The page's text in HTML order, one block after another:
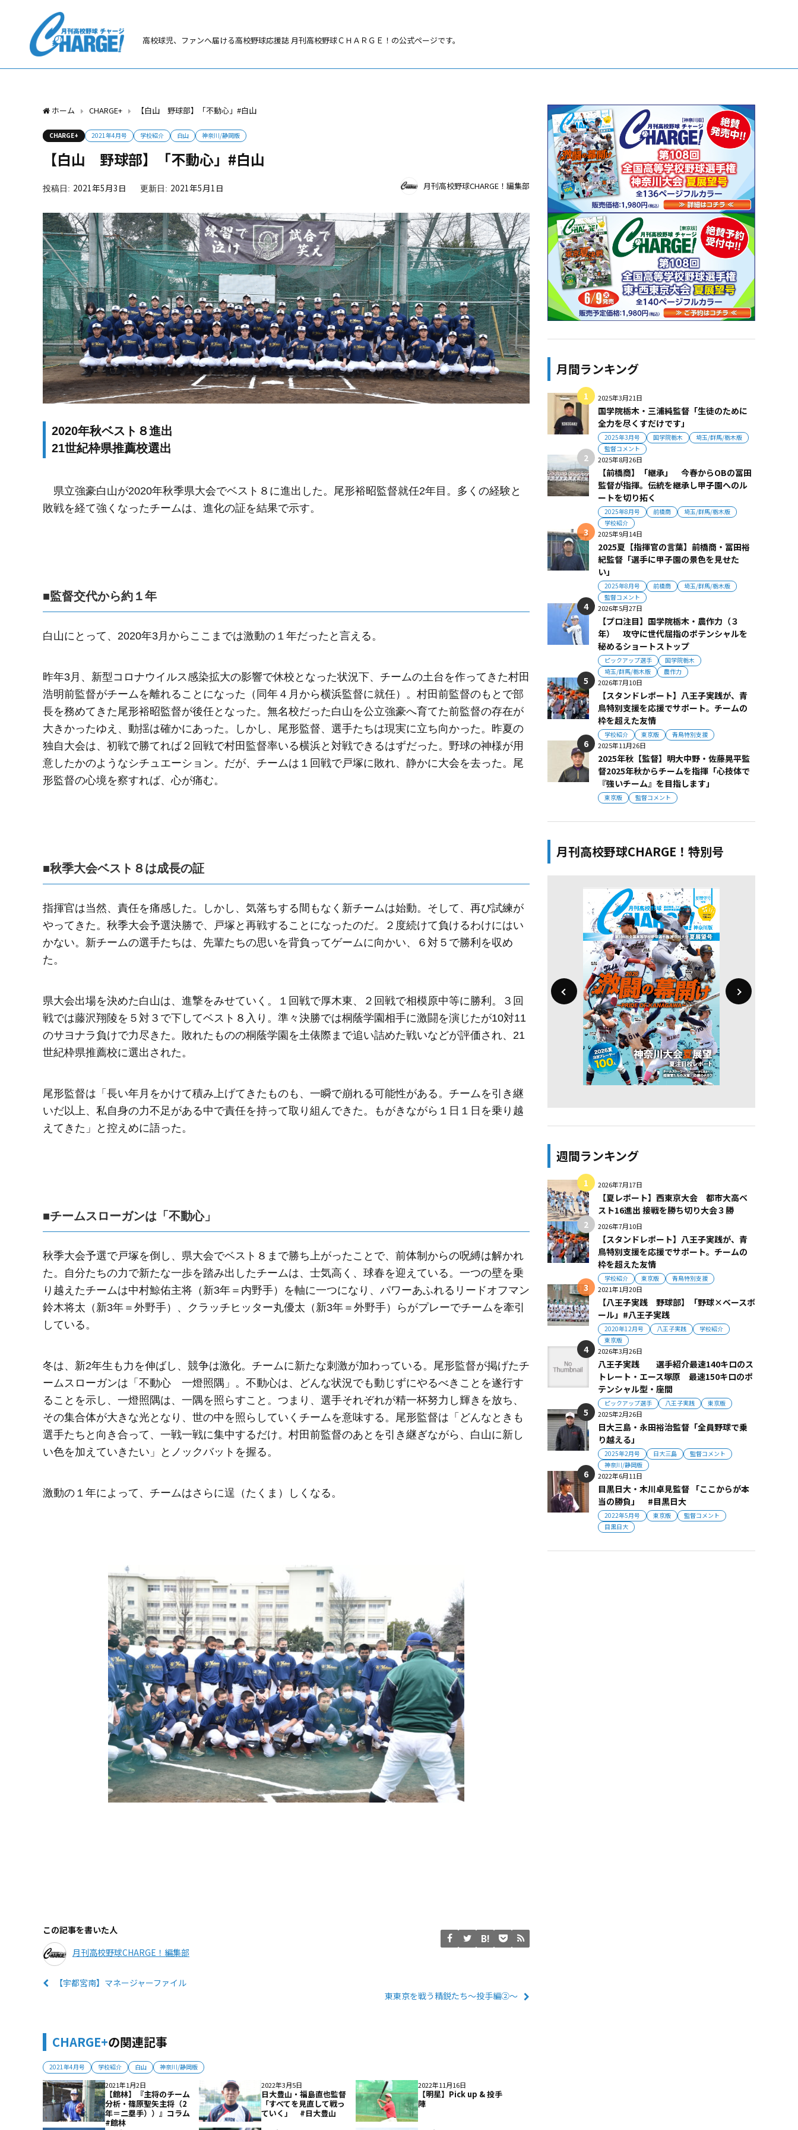
高校球児、ファンへ届ける高校野球応援誌 月刊高校野球ＣＨＡＲＧＥ！の公式ページです。
ホーム CHARGE+ 【白山 野球部】「不動心」#白山
CHARGE+ 2021年4月号 学校紹介 白山 神奈川/静岡版
【白山 野球部】「不動心」#白山
2021年5月3日 2021年5月1日 月刊高校野球CHARGE！編集部
2020年秋ベスト８進出
21世紀枠県推薦校選出
県立強豪白山が2020年秋季県大会でベスト８に進出した。尾形裕昭監督就任2年目。多くの経験と
敗戦を経て強くなったチームは、進化の証を結果で示す。
■監督交代から約１年
白山にとって、2020年3月からここまでは激動の１年だったと言える。
昨年3月、新型コロナウイルス感染拡大の影響で休校となった状況下、チームの土台を作ってきた村田
浩明前監督がチームを離れることになった（同年４月から横浜監督に就任）。村田前監督のもとで部
長を務めてきた尾形裕昭監督が後任となった。無名校だった白山を公立強豪へ育てた前監督の存在が
大きかったゆえ、動揺は確かにあった。しかし、尾形監督、選手たちは現実に立ち向かった。昨夏の
独自大会は、初戦で勝てれば２回戦で村田監督率いる横浜と対戦できるはずだった。野球の神様が用
意したかのようなシチュエーション。だが、チームは１回戦で戸塚に敗れ、静かに大会を去った。尾
形監督の心境を察すれば、心が痛む。
■秋季大会ベスト８は成長の証
指揮官は当然、責任を痛感した。しかし、気落ちする間もなく新チームは始動。そして、再び試練が
やってきた。秋季大会予選決勝で、戸塚と再戦することになったのだ。２度続けて負けるわけにはい
かない。新チームの選手たちは、先輩たちの思いを背負ってゲームに向かい、６対５で勝利を収め
た。
県大会出場を決めた白山は、進撃をみせていく。１回戦で厚木東、２回戦で相模原中等に勝利。３回
戦では藤沢翔陵を５対３で下してベスト８入り。準々決勝では桐蔭学園相手に激闘を演じたが10対11
のサヨナラ負けで力尽きた。敗れたものの桐蔭学園を土俵際まで追い詰めた戦いなどが評価され、21
世紀枠県推薦校に選出された。
尾形監督は「長い年月をかけて積み上げてきたものも、一瞬で崩れる可能性がある。チームを引き継
いだ以上、私自身の力不足がある中で責任を持って取り組んできた。もがきながら１日１日を乗り越
えてきた」と控えめに語った。
■チームスローガンは「不動心」
秋季大会予選で戸塚を倒し、県大会でベスト８まで勝ち上がったことで、前体制からの呪縛は解かれ
た。自分たちの力で新たな一歩を踏み出したチームは、士気高く、球春を迎えている。一つの壁を乗
り越えたチームは中村鯨佑主将（新3年＝内野手）を軸に一つになり、パワーあふれるリードオフマン
鈴木将太（新3年＝外野手）、クラッチヒッター丸優太（新3年＝外野手）らがプレーでチームを牽引
している。
冬は、新2年生も力を伸ばし、競争は激化。チームに新たな刺激が加わっている。尾形監督が掲げたチ
ームスローガンは「不動心 一燈照隅」。不動心は、どんな状況でも動じずにやるべきことを遂行す
ることを示し、一燈照隅は、一隅を照らすこと。つまり、選手それぞれが精一杯努力し輝きを放ち、
その集合体が大きな光となり、世の中を照らしていくチームを意味する。尾形監督は「どんなときも
選手たちと向き合って、一戦一戦に集中するだけ。村田前監督のあとを引き継ぎながら、白山に新し
い色を加えていきたい」とノックバットを握る。
激動の１年によって、チームはさらに逞（たくま）しくなる。
この記事を書いた人
月刊高校野球CHARGE！編集部
【宇都宮南】マネージャーファイル
東東京を戦う精鋭たち〜投手編②〜
CHARGE+の関連記事
2021年4月号 学校紹介 白山 神奈川/静岡版
2021年1月2日
【館林】『主将のチーム
分析・篠原聖矢主将（2
年＝二塁手））』コラム
#館林
2022年3月5日
日大豊山・福島直也監督
「すべてを見直して戦っ
ていく」 #日大豊山
2022年11月16日
【明星】Pick up & 投手
陣
月間ランキング
2025年3月21日
国学院栃木・三浦純監督「生徒のために
全力を尽くすだけです」
2025年3月号 国学院栃木
埼玉/群馬/栃木版
監督コメント
2025年8月26日
【前橋商】「継承」 今春からOBの冨田
監督が指揮。伝統を継承し甲子園へのル
ートを切り拓く
2025年8月号 前橋商
埼玉/群馬/栃木版
学校紹介
2025年9月14日
2025夏【指揮官の言葉】前橋商・冨田裕
紀監督「選手に甲子園の景色を見せた
い」
2025年8月号 前橋商
埼玉/群馬/栃木版
監督コメント
2026年5月27日
【プロ注目】国学院栃木・農作力（３
年） 攻守に世代屈指のポテンシャルを
秘めるショートストップ
ピックアップ選手
国学院栃木
埼玉/群馬/栃木版
農作力
2026年7月10日
【スタンドレポート】八王子実践が、青
鳥特別支援を応援でサポート。チームの
枠を超えた友情
学校紹介 東京版 青鳥特別支援
2025年11月26日
2025年秋【監督】明大中野・佐藤晃平監
督2025年秋からチームを指揮「心技体で
『強いチーム』を目指します」
東京版 監督コメント
月刊高校野球CHARGE！特別号
週間ランキング
2026年7月17日
【夏レポート】西東京大会 都市大高ベ
スト16進出 接戦を勝ち切り大会３勝
2026年7月10日
【スタンドレポート】八王子実践が、青
鳥特別支援を応援でサポート。チームの
枠を超えた友情
学校紹介 東京版 青鳥特別支援
2021年1月20日
【八王子実践 野球部】「野球×ベースボ
ール」#八王子実践
2020年12月号 八王子実践
学校紹介
東京版
2026年3月26日
八王子実践 選手紹介最速140キロのス
トレート・エース塚原 最速150キロのポ
テンシャル型・座間
ピックアップ選手 八王子実践 東京版
2025年2月26日
日大三島・永田裕治監督「全員野球で乗
り越える」
2025年2月号 日大三島
監督コメント
神奈川/静岡版
2022年6月11日
目黒日大・木川卓見監督 「ここからが本
当の勝負」 #目黒日大
2022年5月号 東京版
監督コメント
目黒日大